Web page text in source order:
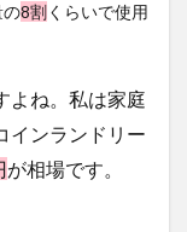
の8割くらいで使用
よね。私は家庭
インランドリー
が相場です。